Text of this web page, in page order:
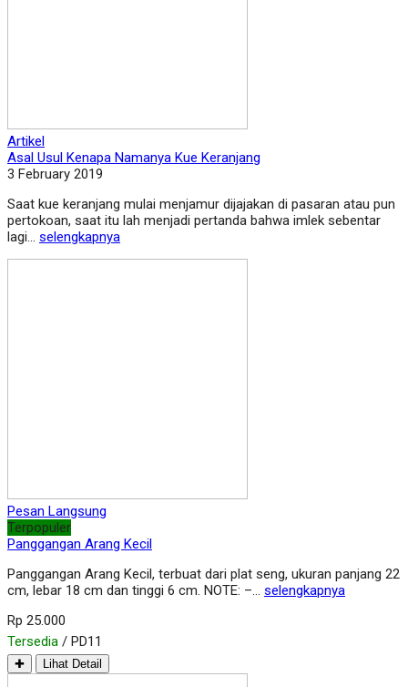
Artikel
Asal Usul Kenapa Namanya Kue Keranjang
3 February 2019
Saat kue keranjang mulai menjamur dijajakan di pasaran atau pun
pertokoan, saat itu lah menjadi pertanda bahwa imlek sebentar
lagi... selengkapnya
Pesan Langsung
Terpopuler
Panggangan Arang Kecil
Panggangan Arang Kecil, terbuat dari plat seng, ukuran panjang 22
cm, lebar 18 cm dan tinggi 6 cm. NOTE: –… selengkapnya
Rp 25.000
Tersedia / PD11
✚ Lihat Detail